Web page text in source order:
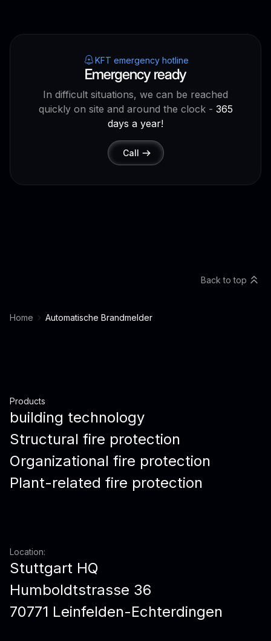
KFT emergency hotline
Emergency ready
In difficult situations, we can be reached
quickly on site and around the clock - 365
days a year!
Call
Home Automatische Brandmelder
Back to top
Products
building technology
Structural fire protection
Organizational fire protection
Plant-related fire protection
Location:
Stuttgart HQ
Humboldtstrasse 36
70771 Leinfelden-Echterdingen